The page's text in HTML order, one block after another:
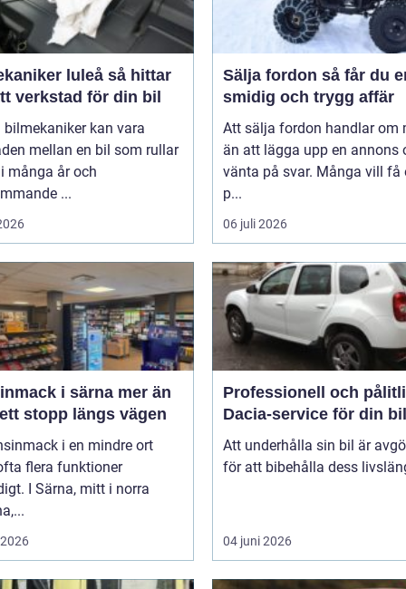
luleå så hittar
verkstad för din bil
bilmekaniker kan vara
mellan en bil som rullar
många år och
...
Sälja fordon så får du en
smidig och trygg affär
Att sälja fordon handlar om
än att lägga upp en annons
vänta på svar. Många vill få
p...
06 juli 2026
i särna mer än
stopp längs vägen
i en mindre ort
flera funktioner
I Särna, mitt i norra
Professionell och
Dacia-service för din bil
Att underhålla sin bil är
för att bibehålla dess
04 juni 2026